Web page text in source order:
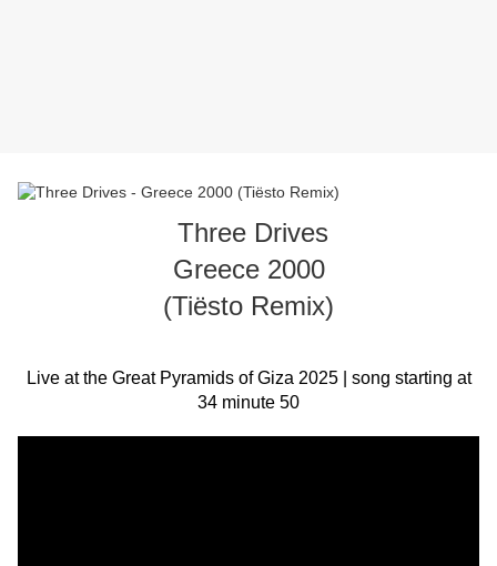
Three Drives
Greece 2000
(Tiësto Remix)
Live at the Great Pyramids of Giza 2025 | song starting at
34 minute 50